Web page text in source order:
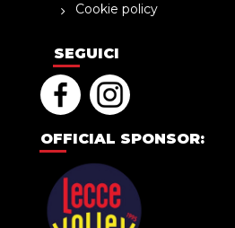
Cookie policy
SEGUICI
OFFICIAL SPONSOR: